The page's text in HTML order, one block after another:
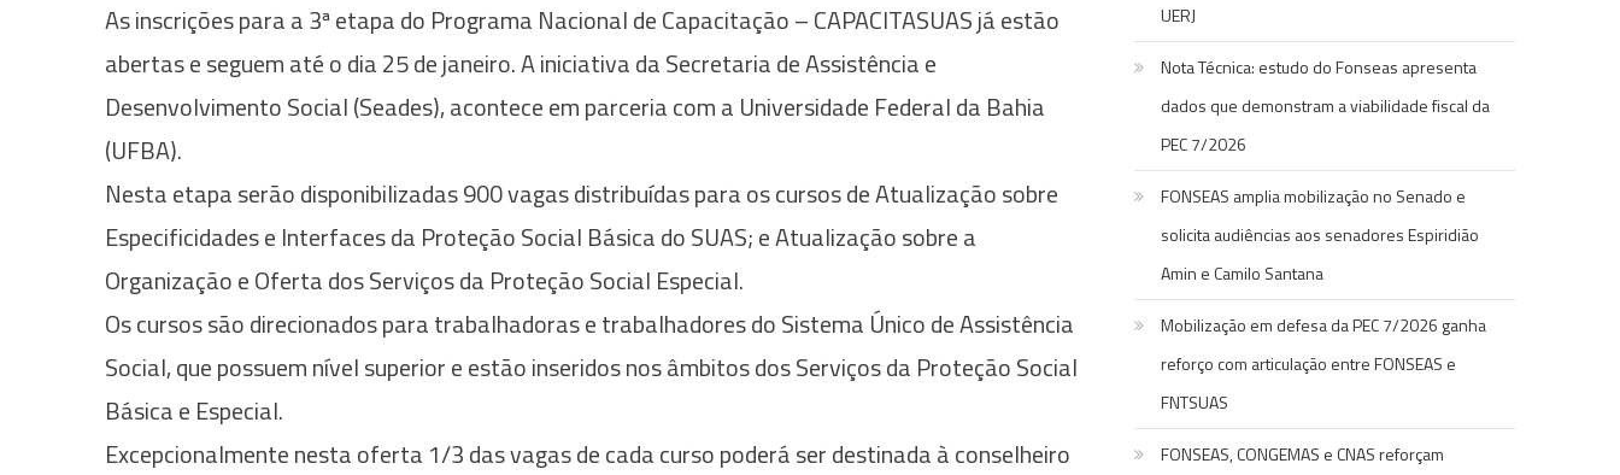
As inscrições para a 3ª etapa do Programa Nacional de Capacitação – CAPACITASUAS já estão
abertas e seguem até o dia 25 de janeiro. A iniciativa da Secretaria de Assistência e
Desenvolvimento Social (Seades), acontece em parceria com a Universidade Federal da Bahia
(UFBA).
Nesta etapa serão disponibilizadas 900 vagas distribuídas para os cursos de Atualização sobre
Especificidades e Interfaces da Proteção Social Básica do SUAS; e Atualização sobre a
Organização e Oferta dos Serviços da Proteção Social Especial.
Os cursos são direcionados para trabalhadoras e trabalhadores do Sistema Único de Assistência
Social, que possuem nível superior e estão inseridos nos âmbitos dos Serviços da Proteção Social
Básica e Especial.
Excepcionalmente nesta oferta 1/3 das vagas de cada curso poderá ser destinada à conselheiro
UERJ
Nota Técnica: estudo do Fonseas apresenta
dados que demonstram a viabilidade fiscal da
PEC 7/2026
FONSEAS amplia mobilização no Senado e
solicita audiências aos senadores Espiridião
Amin e Camilo Santana
Mobilização em defesa da PEC 7/2026 ganha
reforço com articulação entre FONSEAS e
FNTSUAS
FONSEAS, CONGEMAS e CNAS reforçam